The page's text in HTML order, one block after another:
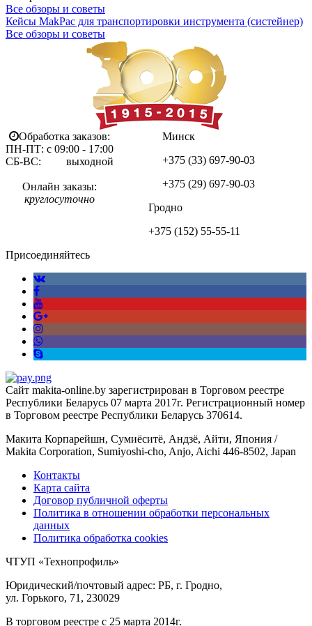
Все обзоры и советы
Кейсы MakPac для транспортировки инструмента (систейнер)
Все обзоры и советы
Обработка заказов:
ПН-ПТ: с 09:00 - 17:00
СБ-ВС: выходной
Онлайн заказы:
круглосуточно
Минск
+375 (33) 697-90-03
+375 (29) 697-90-03
Гродно
+375 (152) 55-55-11
Присоединяйтесь
Сайт makita-online.by зарегистрирован в Торговом реестре
Республики Беларусь 07 марта 2017г. Регистрационный номер
в Торговом реестре Республики Беларусь 370614.
Макита Корпарейшн, Сумиёситё, Андзё, Айти, Япония /
Makita Corporation, Sumiyoshi-cho, Anjo, Aichi 446-8502, Japan
Контакты
Карта сайта
Договор публичной оферты
Политика в отношении обработки персональных
данных
Политика обработка cookies
ЧТУП «Технопрофиль»
Юридический/почтовый адрес: РБ, г. Гродно,
ул. Горького, 71, 230029
В торговом реестре с 25 марта 2014г.